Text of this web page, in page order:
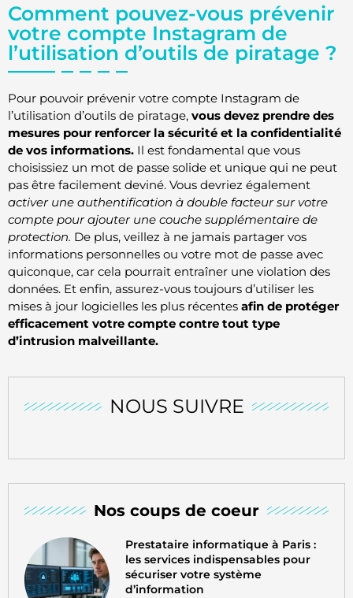
NOUS SUIVRE
Nos coups de coeur
Prestataire informatique à Paris :
les services indispensables pour
sécuriser votre système
d’information
Comment pouvez-vous prévenir
votre compte Instagram de
l’utilisation d’outils de piratage ?
Pour pouvoir prévenir votre compte Instagram de
l’utilisation d’outils de piratage, vous devez prendre des
mesures pour renforcer la sécurité et la confidentialité
de vos informations. Il est fondamental que vous
choisissiez un mot de passe solide et unique qui ne peut
pas être facilement deviné. Vous devriez également
activer une authentification à double facteur sur votre
compte pour ajouter une couche supplémentaire de
protection. De plus, veillez à ne jamais partager vos
informations personnelles ou votre mot de passe avec
quiconque, car cela pourrait entraîner une violation des
données. Et enfin, assurez-vous toujours d’utiliser les
mises à jour logicielles les plus récentes afin de protéger
efficacement votre compte contre tout type
d’intrusion malveillante.